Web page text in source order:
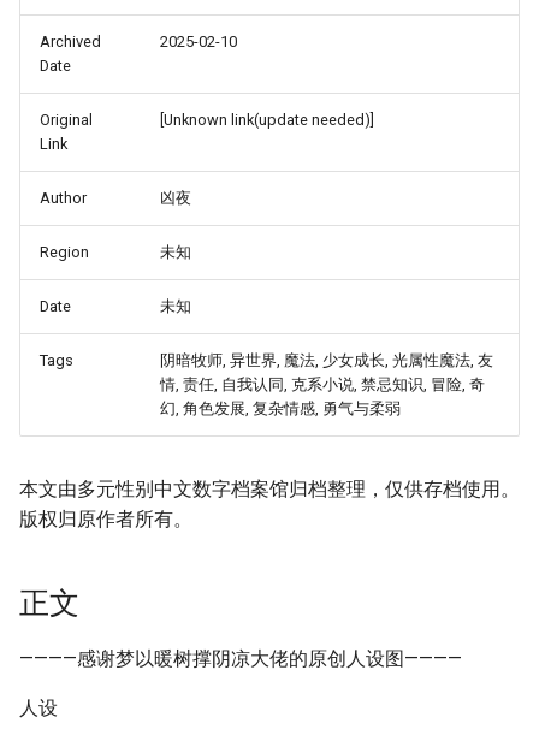
Archived
Date
2025-02-10
Original
Link
[Unknown link(update needed)]
Author 凶夜
Region 未知
Date 未知
Tags
阴暗牧师, 异世界, 魔法, 少女成长, 光属性魔法, 友
情, 责任, 自我认同, 克系小说, 禁忌知识, 冒险, 奇
幻, 角色发展, 复杂情感, 勇气与柔弱
本文由多元性别中文数字档案馆归档整理，仅供存档使用。
版权归原作者所有。
正文
————感谢梦以暖树撑阴凉大佬的原创人设图————
人设